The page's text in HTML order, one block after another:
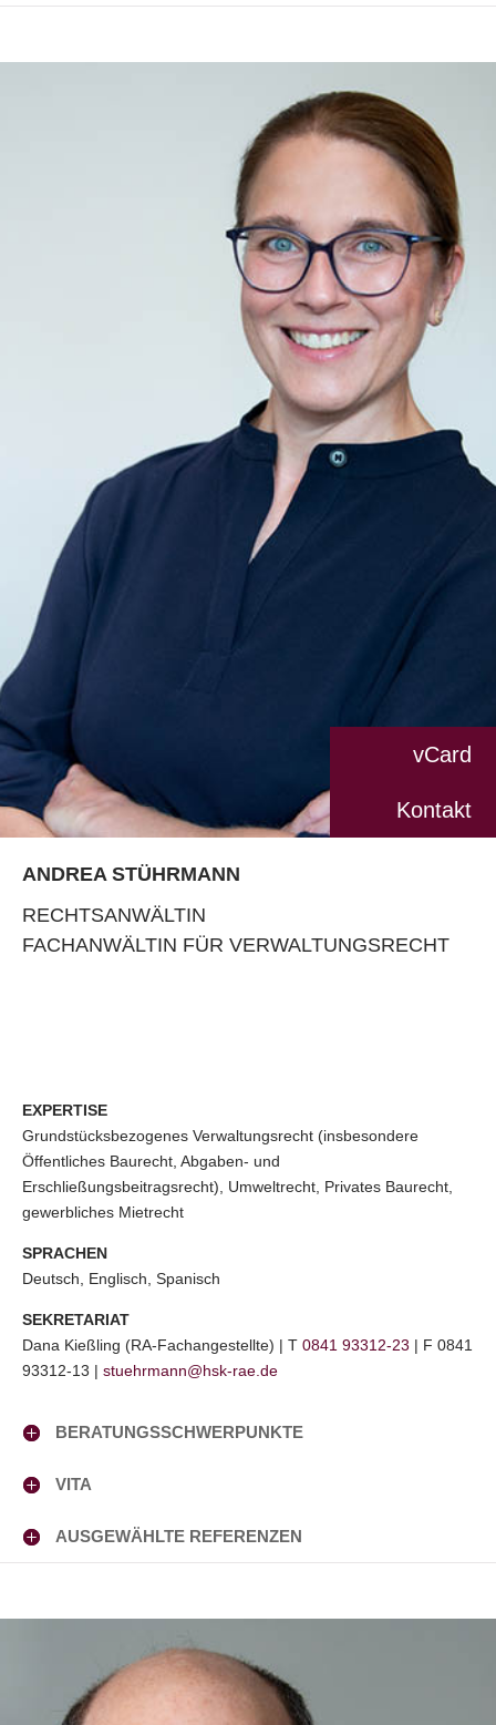
vCard
Kontakt
ANDREA STÜHRMANN
RECHTSANWÄLTIN
FACHANWÄLTIN FÜR VERWALTUNGSRECHT
EXPERTISE
Grundstücksbezogenes Verwaltungsrecht (insbesondere
Öffentliches Baurecht, Abgaben- und
Erschließungsbeitragsrecht), Umweltrecht, Privates Baurecht,
gewerbliches Mietrecht
SPRACHEN
Deutsch, Englisch, Spanisch
SEKRETARIAT
Dana Kießling (RA-Fachangestellte) | T 0841 93312-23 | F 0841
93312-13 | stuehrmann@hsk-rae.de
BERATUNGSSCHWERPUNKTE
VITA
AUSGEWÄHLTE REFERENZEN